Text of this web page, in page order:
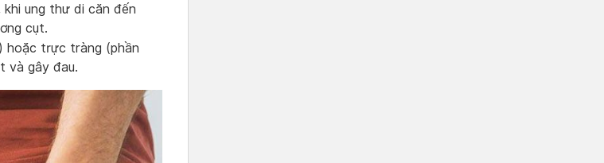
ung thư di căn đến
cụt.
hoặc trực tràng (phần
và gây đau.